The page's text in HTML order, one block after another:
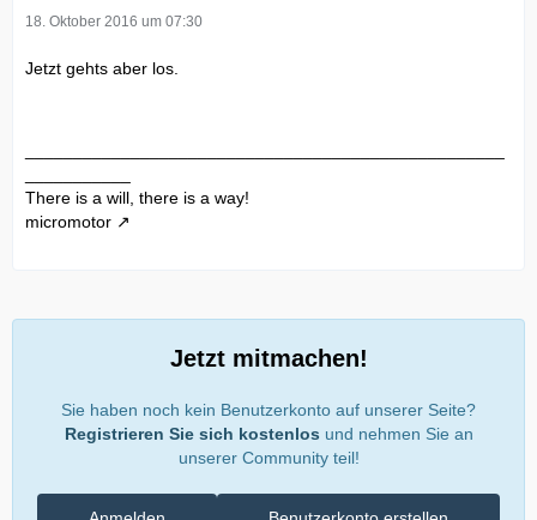
18. Oktober 2016 um 07:30
Jetzt gehts aber los.
There is a will, there is a way!
micromotor
Jetzt mitmachen!
Sie haben noch kein Benutzerkonto auf unserer Seite?
Registrieren Sie sich kostenlos und nehmen Sie an
unserer Community teil!